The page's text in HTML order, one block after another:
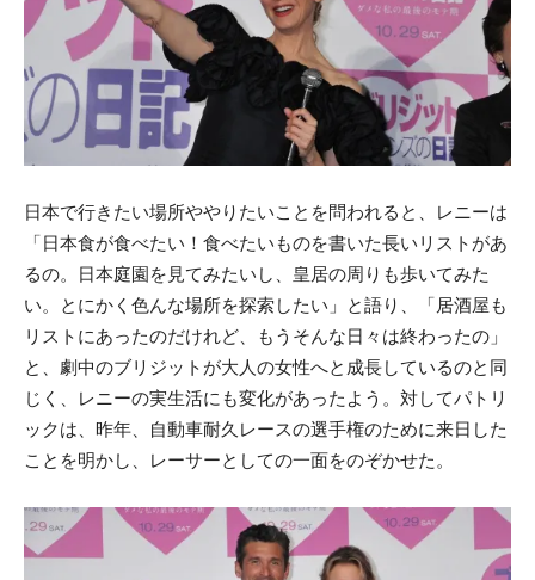
日本で行きたい場所ややりたいことを問われると、レニーは
「日本食が食べたい！食べたいものを書いた長いリストがあ
るの。日本庭園を見てみたいし、皇居の周りも歩いてみた
い。とにかく色んな場所を探索したい」と語り、「居酒屋も
リストにあったのだけれど、もうそんな日々は終わったの」
と、劇中のブリジットが大人の女性へと成長しているのと同
じく、レニーの実生活にも変化があったよう。対してパトリ
ックは、昨年、自動車耐久レースの選手権のために来日した
ことを明かし、レーサーとしての一面をのぞかせた。